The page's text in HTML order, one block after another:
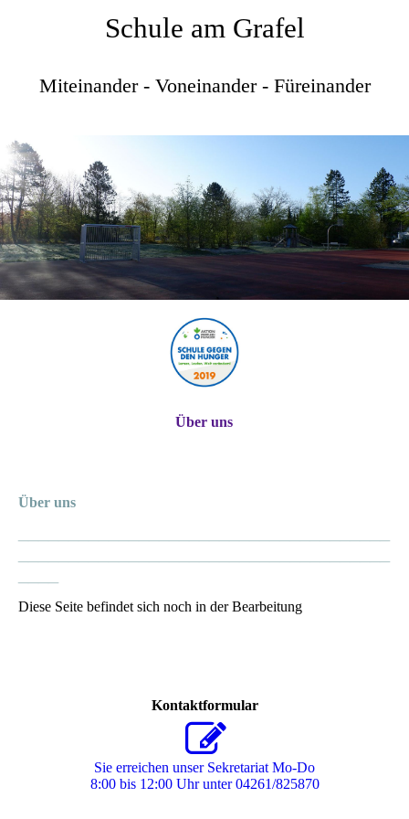
Schule am Grafel
Miteinander - Voneinander - Füreinander
Über uns
Über uns
Diese Seite befindet sich noch in der Bearbeitung
Kontaktformular
Sie erreichen unser Sekretariat Mo-Do
8:00 bis 12:00 Uhr unter 04261/825870